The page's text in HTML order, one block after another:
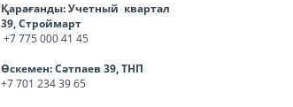
Қарағанды:Учетный квартал
39, Строймарт
+7 775 000 41 45
Өскемен:Сәтпаев 39, ТНП
+7 701 234 39 65